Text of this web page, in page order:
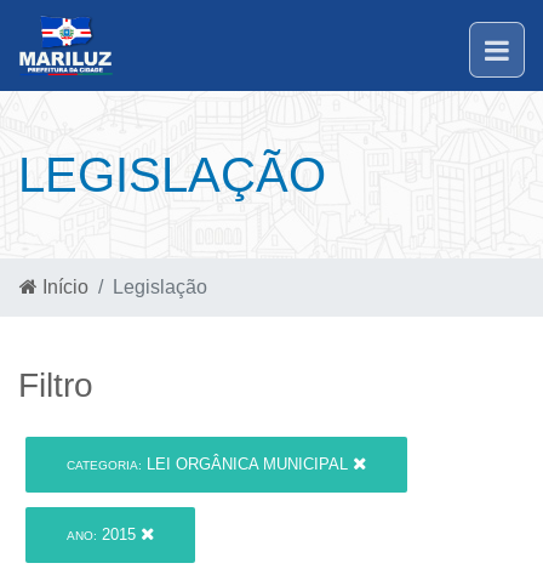
LEGISLAÇÃO
Início Legislação
Filtro
CATEGORIA: LEI ORGÂNICA MUNICIPAL
ANO: 2015